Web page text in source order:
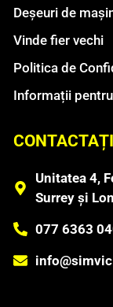
Deșeuri de
Vinde fier vechi
Politica de
Informații
Unitatea 4,
Surrey și
077 6363